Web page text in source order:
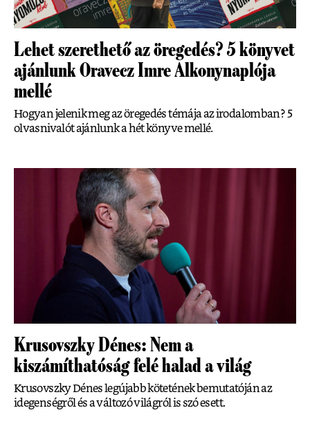
Lehet szerethető az öregedés? 5 könyvet
ajánlunk Oravecz Imre Alkonynaplója
mellé
Hogyan jelenik meg az öregedés témája az irodalomban? 5
olvasnivalót ajánlunk a hét könyve mellé.
Krusovszky Dénes: Nem a
kiszámíthatóság felé halad a világ
Krusovszky Dénes legújabb kötetének bemutatóján az
idegenségről és a változó világról is szó esett.